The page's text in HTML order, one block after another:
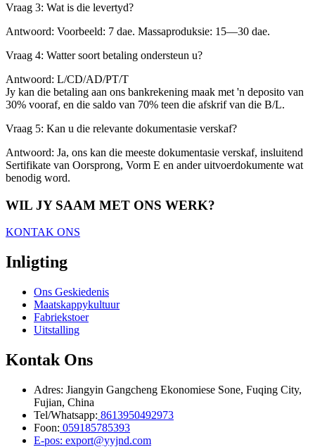
Vraag 3: Wat is die levertyd?
Antwoord: Voorbeeld: 7 dae. Massaproduksie: 15—30 dae.
Vraag 4: Watter soort betaling ondersteun u?
Antwoord: L/CD/AD/PT/T
Jy kan die betaling aan ons bankrekening maak met 'n deposito van
30% vooraf, en die saldo van 70% teen die afskrif van die B/L.
Vraag 5: Kan u die relevante dokumentasie verskaf?
Antwoord: Ja, ons kan die meeste dokumentasie verskaf, insluitend
Sertifikate van Oorsprong, Vorm E en ander uitvoerdokumente wat
benodig word.
WIL JY SAAM MET ONS WERK?
KONTAK ONS
Inligting
Ons Geskiedenis
Maatskappykultuur
Fabriekstoer
Uitstalling
Kontak Ons
Adres: Jiangyin Gangcheng Ekonomiese Sone, Fuqing City,
Fujian, China
Tel/Whatsapp: 8613950492973
Foon: 059185785393
E-pos: export@yyjnd.com